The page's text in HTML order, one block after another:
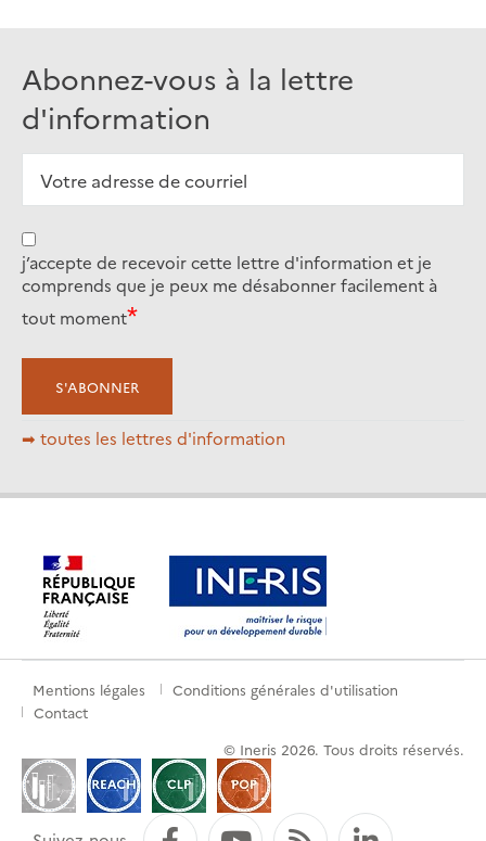
Abonnez-vous à la lettre
d'information
j’accepte de recevoir cette lettre d'information et je
comprends que je peux me désabonner facilement à
tout moment
➡ toutes les lettres d'information
Pied
page
Mentions légales
Conditions générales d'utilisation
Contact
© Ineris 2026. Tous droits réservés.